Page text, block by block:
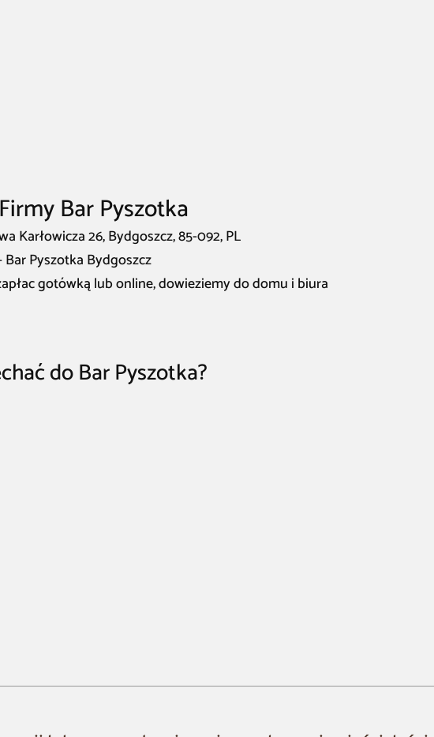
Bar Pyszotka
Karłowicza 26, Bydgoszcz, 85-092, PL
Bar Pyszotka Bydgoszcz
gotówką lub online, dowieziemy do domu i biura
do Bar Pyszotka?